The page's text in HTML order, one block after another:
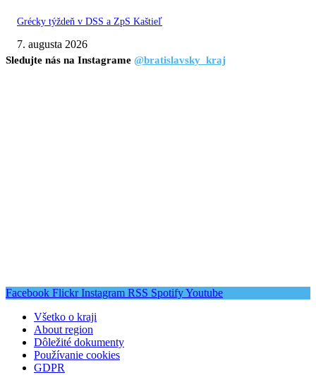
Grécky týždeň v DSS a ZpS Kaštieľ
7. augusta 2026
Sledujte nás na Instagrame @bratislavsky_kraj
Facebook Flickr Instagram RSS SpotifyYoutube
Všetko o kraji
About region
Dôležité dokumenty
Používanie cookies
GDPR